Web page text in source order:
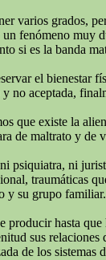
varios grados,
fenómeno muy
si es la banda
el bienestar
no aceptada,
que existe la
de maltrato y de
psiquiatra, ni
traumáticas
y su grupo familiar.
producir hasta
sus relaciones
de los sistemas